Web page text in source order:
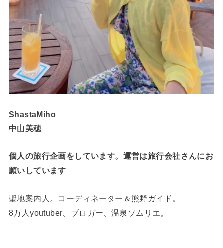
ShastaMiho
中山美穂
個人の旅行企画をしています。運営は旅行会社さんにお
願いしています
聖地案内人。コーディネーター＆熊野ガイド。
8万人youtuber、ブロガー、温泉ソムリエ。